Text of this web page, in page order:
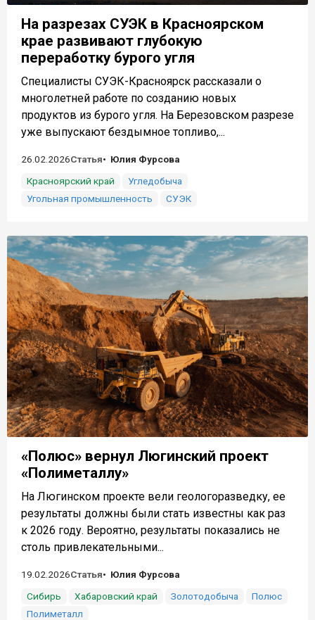
На разрезах СУЭК в Красноярском
крае развивают глубокую
переработку бурого угля
Специалисты СУЭК-Красноярск рассказали о
многолетней работе по созданию новых
продуктов из бурого угля. На Березовском разрезе
уже выпускают бездымное топливо,...
26.02.2026Статья
Юлия Фурсова
Красноярский край
Угледобыча
Угольная промышленность
СУЭК
«Полюс» вернул Люгинский проект
«Полиметаллу»
На Люгинском проекте вели геологоразведку, ее
результаты должны были стать известны как раз
к 2026 году. Вероятно, результаты показались не
столь привлекательными...
19.02.2026Статья
Юлия Фурсова
Сибирь
Хабаровский край Золотодобыча
Полюс
Полиметалл